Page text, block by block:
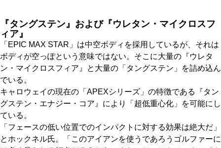
『タングステン』および『ウレタン・マイクロスフ
ィア』
「EPIC MAX STAR」は中空ボディを採用しているが、それは
ボディが空っぽという意味ではない。そこに大量の『ウレタ
ン・マイクロスフィア』と大量の「タングステン」を詰め込ん
でいる。
キャロウェイの現在の「APEXシリーズ」の特徴である『タン
グステン・エナジー・コア』により「超低重心化」を可能にし
ている。
「フェースの低い位置でのインパクトに対する効果は絶大だ」
とホックネル氏。「このアイアンを使うであろうゴルファーに